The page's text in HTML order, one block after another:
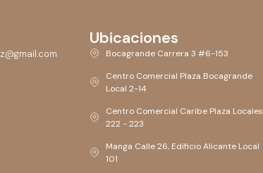
Ubicaciones
Bocagrande Carrera 3 #6-153
Centro Comercial Plaza Bocagrande
Local 2-14
Centro Comercial Caribe Plaza Locales
222 - 223
Manga Calle 26, Edificio Alicante Local
101